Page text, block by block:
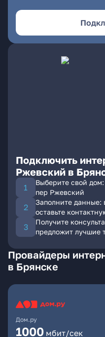
Подключить
Ржевский в
Выберите свой
пер Ржевский
Заполните данные:
оставьте
Получите
предложит лучшие
Провайдеры
в Брянске
Дом.ру
1000 мбит/сек